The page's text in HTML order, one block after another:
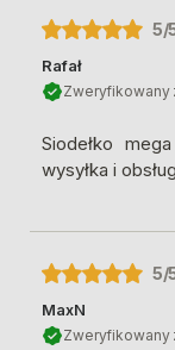
5/
Rafał
Zweryfikowany
Siodełko
wysyłka i
5/
MaxN
Zweryfikowany